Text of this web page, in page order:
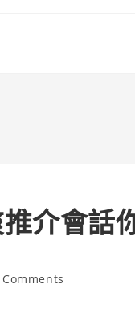
介會話